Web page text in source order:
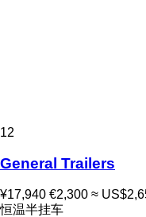
12
General Trailers
¥17,940 €2,300 ≈
恒温半挂车